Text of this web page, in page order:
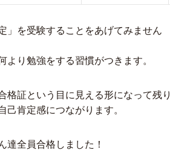
」を受験することをあげてみません
り勉強をする習慣がつきます。
格証という目に見える形になって残り
肯定感につながります。
達全員合格しました！